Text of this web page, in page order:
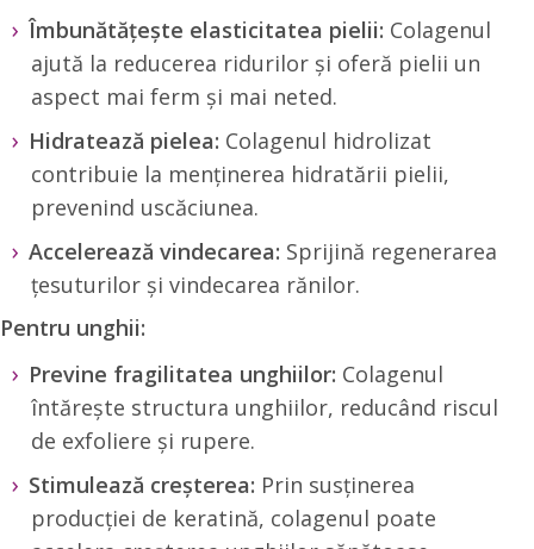
Îmbunătățește elasticitatea pielii: Colagenul
ajută la reducerea ridurilor și oferă pielii un
aspect mai ferm și mai neted.
Hidratează pielea: Colagenul hidrolizat
contribuie la menținerea hidratării pielii,
prevenind uscăciunea.
Accelerează vindecarea: Sprijină regenerarea
țesuturilor și vindecarea rănilor.
Pentru unghii:
Previne fragilitatea unghiilor: Colagenul
întărește structura unghiilor, reducând riscul
de exfoliere și rupere.
Stimulează creșterea: Prin susținerea
producției de keratină, colagenul poate